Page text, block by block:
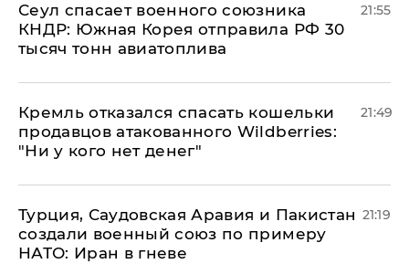
​Сеул спасает военного союзника
КНДР: Южная Корея отправила РФ 30
тысяч тонн авиатоплива
21:55
Кремль отказался спасать кошельки
продавцов атакованного Wildberries:
"Ни у кого нет денег"
21:49
Турция, Саудовская Аравия и Пакистан
создали военный союз по примеру
НАТО: Иран в гневе
21:19